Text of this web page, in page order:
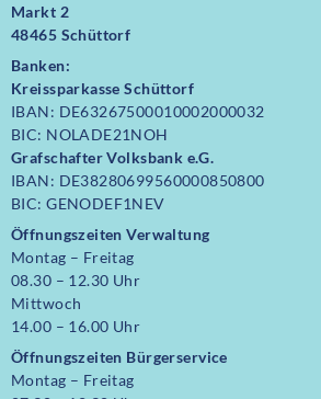
Markt 2
48465 Schüttorf
Banken:
Kreissparkasse Schüttorf
IBAN: DE63267500010002000032
BIC: NOLADE21NOH
Grafschafter Volksbank e.G.
IBAN: DE38280699560000850800
BIC: GENODEF1NEV
Öffnungszeiten Verwaltung
Montag – Freitag
08.30 – 12.30 Uhr
Mittwoch
14.00 – 16.00 Uhr
Öffnungszeiten Bürgerservice
Montag – Freitag